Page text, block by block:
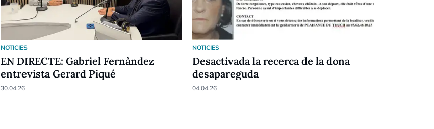
NOTICIES
EN DIRECTE: Gabriel Fernàndez
entrevista Gerard Piqué
30.04.26
NOTICIES
Desactivada la recerca de la dona
desapareguda
04.04.26